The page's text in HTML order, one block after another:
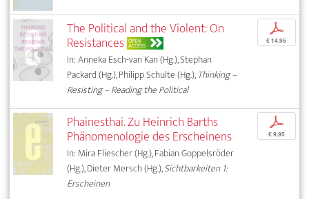
The Political and the Violent: On
Resistances OPEN
ACCESS
In: Anneka Esch-van Kan (Hg.), Stephan
Packard (Hg.), Philipp Schulte (Hg.),Thinking –
Resisting – Reading the Political
p
€ 14,95
Phainesthai. Zu Heinrich Barths
Phänomenologie des Erscheinens
In: Mira Fliescher (Hg.), Fabian Goppelsröder
(Hg.), Dieter Mersch (Hg.),Sichtbarkeiten 1:
Erscheinen
p
€ 9,95